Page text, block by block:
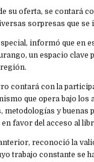
su oferta, se contará
sorpresas que
informó que en
un espacio
contará con la
que opera bajo los
metodologías y buenas
favor del acceso al
reconoció la
trabajo constante se